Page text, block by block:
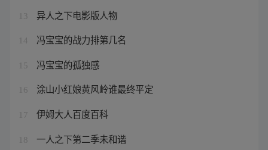
13 异人之下电影版人物
14 冯宝宝的战力排第几名
15 冯宝宝的孤独感
16 涂山小红娘黄风岭谁最终平定
17 伊姆大人百度百科
18 一人之下第二季未和谐